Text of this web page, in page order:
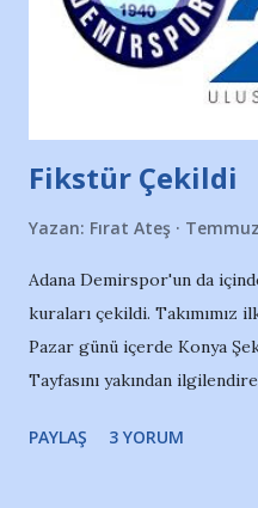
Fikstür Çekildi
Yazan: Fırat Ateş
Adana Demirspor'un da
kuraları çekildi. Takımımız
Pazar günü içerde Konya
Tayfasını yakından
gerçekleşecek.
PAYLAŞ 3 YORUM